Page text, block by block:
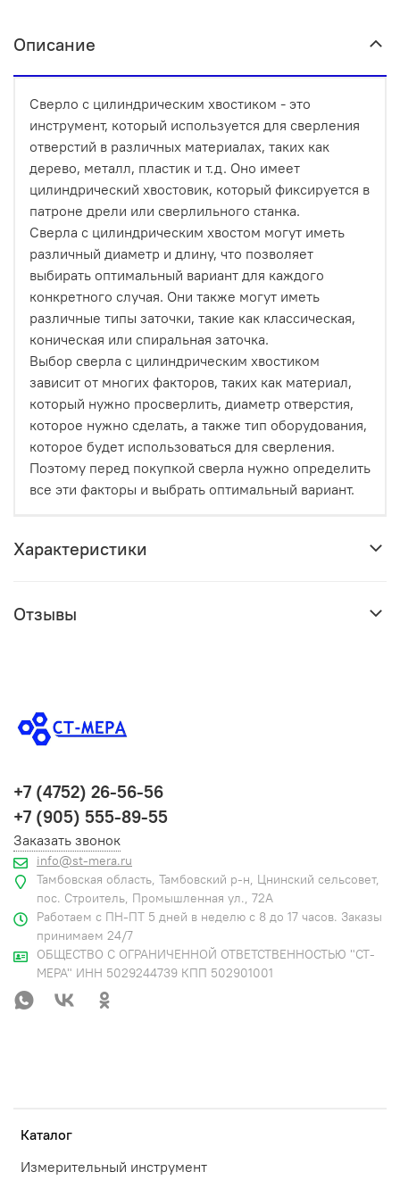
Описание
Сверло с цилиндрическим хвостиком - это
инструмент, который используется для сверления
отверстий в различных материалах, таких как
дерево, металл, пластик и т.д. Оно имеет
цилиндрический хвостовик, который фиксируется в
патроне дрели или сверлильного станка.
Сверла с цилиндрическим хвостом могут иметь
различный диаметр и длину, что позволяет
выбирать оптимальный вариант для каждого
конкретного случая. Они также могут иметь
различные типы заточки, такие как классическая,
коническая или спиральная заточка.
Выбор сверла с цилиндрическим хвостиком
зависит от многих факторов, таких как материал,
который нужно просверлить, диаметр отверстия,
которое нужно сделать, а также тип оборудования,
которое будет использоваться для сверления.
Поэтому перед покупкой сверла нужно определить
все эти факторы и выбрать оптимальный вариант.
Характеристики
Отзывы
Каталог
Измерительный инструмент
+7 (4752) 26-56-56
+7 (905) 555-89-55
Заказать звонок
info@st-mera.ru
Тамбовская область, Тамбовский р-н, Цнинский сельсовет,
пос. Строитель, Промышленная ул., 72А
Работаем с ПН-ПТ 5 дней в неделю с 8 до 17 часов. Заказы
принимаем 24/7
ОБЩЕСТВО С ОГРАНИЧЕННОЙ ОТВЕТСТВЕННОСТЬЮ "СТ-
МЕРА" ИНН 5029244739 КПП 502901001